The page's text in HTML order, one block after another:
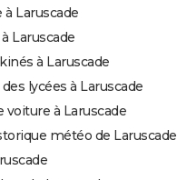
Laruscade
Laruscade
à Laruscade
lycées à Laruscade
voiture à Laruscade
météo de Laruscade